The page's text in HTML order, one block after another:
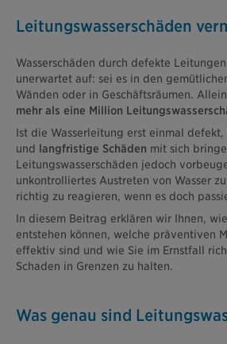
Leitungswasserschäden
Wasserschäden durch defekte
unerwartet auf: sei es in den
Wänden oder in Geschäftsräumen.
mehr als eine Million
Ist die Wasserleitung erst einmal defekt,
und langfristige Schäden mit sich
Leitungswasserschäden jedoch
unkontrolliertes Austreten von Wasser
richtig zu reagieren, wenn es doch
In diesem Beitrag erklären wir Ihnen,
entstehen können, welche präventiven
effektiv sind und wie Sie im Ernstfall
Schaden in Grenzen zu halten.
Was genau sind